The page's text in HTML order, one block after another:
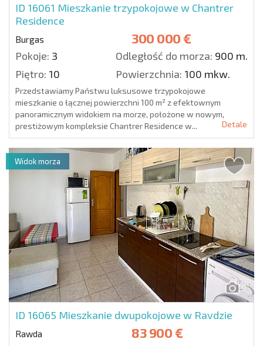
ID 16061 Mieszkanie trzypokojowe w Chantrer
Residence
Burgas 300 000 €
Pokoje: 3 Odległość do morza: 900 m.
Piętro: 10 Powierzchnia: 100 mkw.
Przedstawiamy Państwu luksusowe trzypokojowe
mieszkanie o łącznej powierzchni 100 m² z efektownym
panoramicznym widokiem na morze, położone w nowym,
prestiżowym kompleksie Chantrer Residence w...
Detale
9
ID 16065 Mieszkanie dwupokojowe w Ravdzie
Rawda 83 900 €
Widok morza